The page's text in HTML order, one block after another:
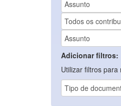
Adicionar filtros:
Utilizar filtros